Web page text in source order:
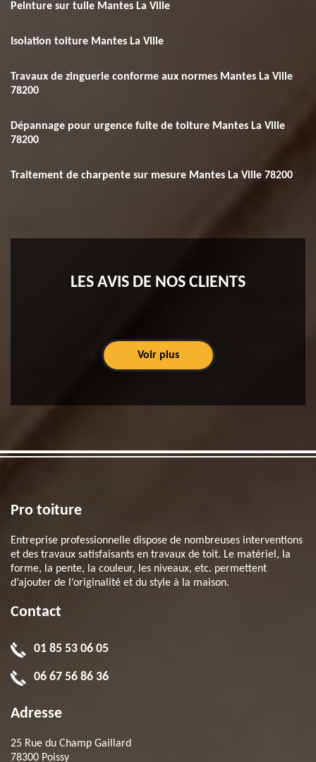
Peinture sur tuile Mantes La Ville
Isolation toiture Mantes La Ville
Travaux de zinguerie conforme aux normes Mantes La Ville
78200
Dépannage pour urgence fuite de toiture Mantes La Ville
78200
Traitement de charpente sur mesure Mantes La Ville 78200
LES AVIS DE NOS CLIENTS
Voir plus
Pro toiture
Entreprise professionnelle dispose de nombreuses interventions
et des travaux satisfaisants en travaux de toit. Le matériel, la
forme, la pente, la couleur, les niveaux, etc. permettent
d’ajouter de l’originalité et du style à la maison.
Contact
01 85 53 06 05
06 67 56 86 36
Adresse
25 Rue du Champ Gaillard
78300 Poissy